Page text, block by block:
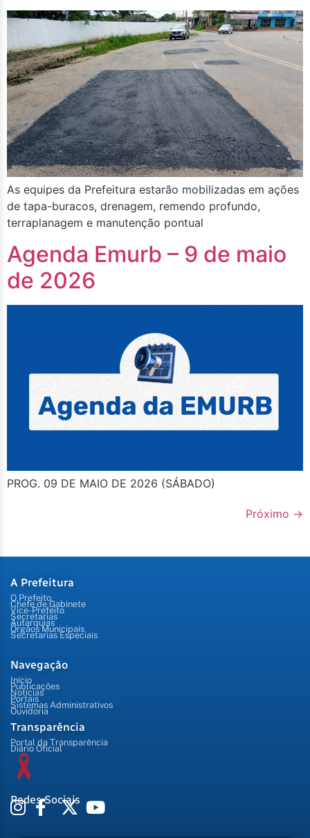
As equipes da Prefeitura estarão mobilizadas em ações
de tapa-buracos, drenagem, remendo profundo,
terraplanagem e manutenção pontual
Agenda Emurb – 9 de maio
de 2026
PROG. 09 DE MAIO DE 2026 (SÁBADO)
Próximo →
A Prefeitura
O Prefeito
Chefe de Gabinete
Vice-Prefeito
Secretarias
Autarquias
Órgãos Municipais
Secretarias Especiais
Navegação
Início
Publicações
Notícias
Portais
Sistemas Administrativos
Ouvidoria
Transparência
Portal da Transparência
Diário Oficial
Redes Sociais